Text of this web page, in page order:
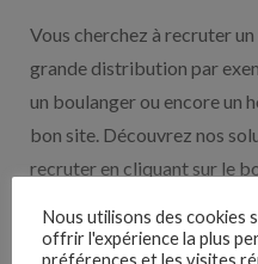
Vous cherchez à recruter
grande distribution par
un boulanger ou encore un
bon site. Découvrez nos
recruter en cliquant sur le
Nos
Nous utilisons des cookies
offrir l'expérience la plus
préférences et les visites